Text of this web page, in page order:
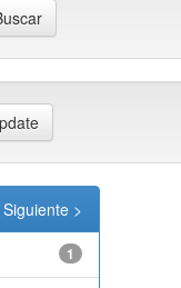
Siguiente >
1